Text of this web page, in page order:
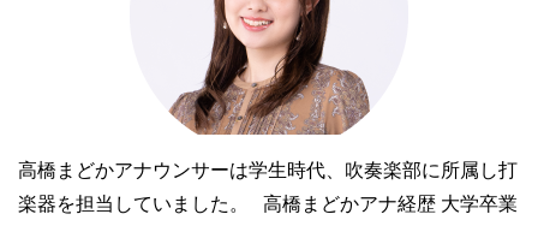
高橋まどかアナウンサーは学生時代、吹奏楽部に所属し打
楽器を担当していました。 高橋まどかアナ経歴 大学卒業